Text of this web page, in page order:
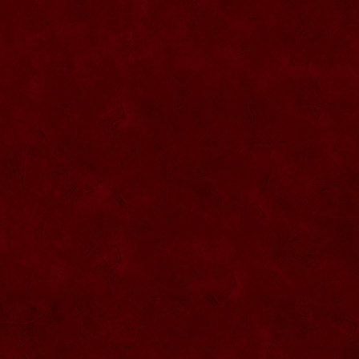
SG008 Dozator tuica
SG003 Sticla vioara
ml